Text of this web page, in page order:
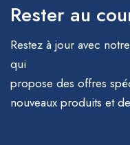
Rester au
Restez à jour avec
qui
propose des offres
nouveaux produits et